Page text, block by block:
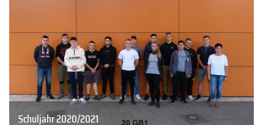
Schuljahr 2020/2021